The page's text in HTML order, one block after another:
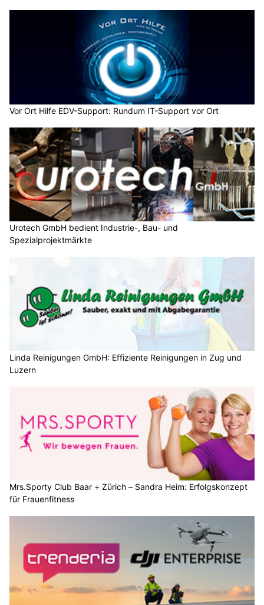
Vor Ort Hilfe EDV-Support: Rundum IT-Support vor Ort
Urotech GmbH bedient Industrie-, Bau- und
Spezialprojektmärkte
Linda Reinigungen GmbH: Effiziente Reinigungen in Zug und
Luzern
Mrs.Sporty Club Baar + Zürich – Sandra Heim: Erfolgskonzept
für Frauenfitness